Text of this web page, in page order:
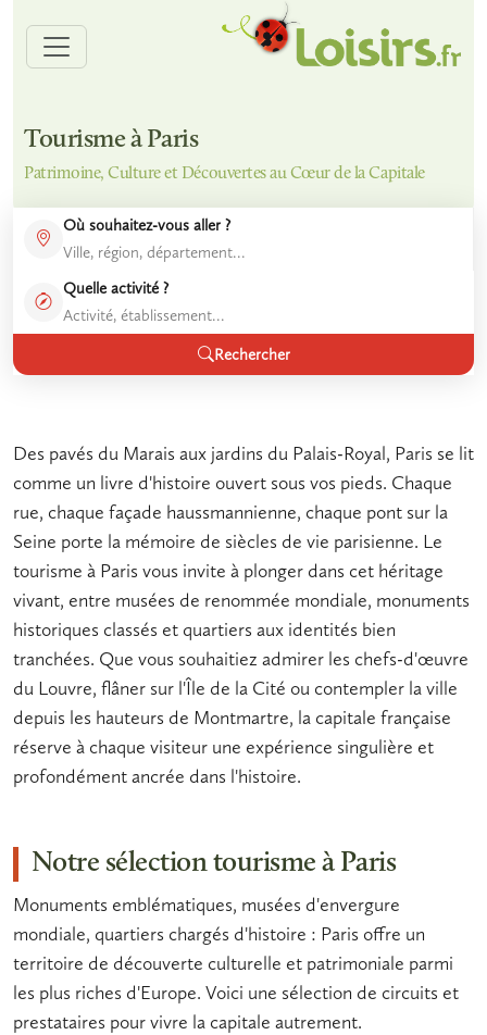
Tourisme à Paris
Patrimoine, Culture et Découvertes au Cœur de la Capitale
Où souhaitez-vous aller ?
Quelle activité ?
Rechercher
Des pavés du Marais aux jardins du Palais-Royal, Paris se lit
comme un livre d'histoire ouvert sous vos pieds. Chaque
rue, chaque façade haussmannienne, chaque pont sur la
Seine porte la mémoire de siècles de vie parisienne. Le
tourisme à Paris vous invite à plonger dans cet héritage
vivant, entre musées de renommée mondiale, monuments
historiques classés et quartiers aux identités bien
tranchées. Que vous souhaitiez admirer les chefs-d'œuvre
du Louvre, flâner sur l'Île de la Cité ou contempler la ville
depuis les hauteurs de Montmartre, la capitale française
réserve à chaque visiteur une expérience singulière et
profondément ancrée dans l'histoire.
Notre sélection tourisme à Paris
Monuments emblématiques, musées d'envergure
mondiale, quartiers chargés d'histoire : Paris offre un
territoire de découverte culturelle et patrimoniale parmi
les plus riches d'Europe. Voici une sélection de circuits et
prestataires pour vivre la capitale autrement.